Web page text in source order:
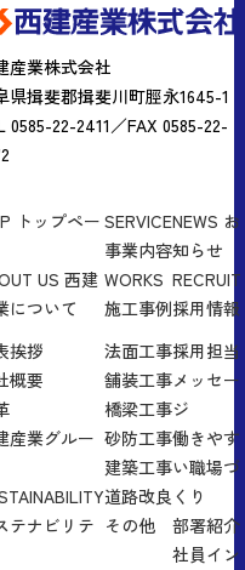
産業株式会社
県揖斐郡揖斐川町脛永1645-1
0585-22-2411／FAX 0585-22-
トップペー
US 西建
について
挨拶
概要
産業グルー
テナビリテ
SERVICE
事業内容
WORKS
施工事例
法面工事
舗装工事
橋梁工事
砂防工事
建築工事
道路改良
その他
NEWS お
知らせ
RECRUIT
採用情報
採用担当
メッセー
ジ
働きやす
い職場づ
くり
部署紹介
社員イン